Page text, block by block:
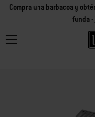
Compra una barbacoa y
funda -